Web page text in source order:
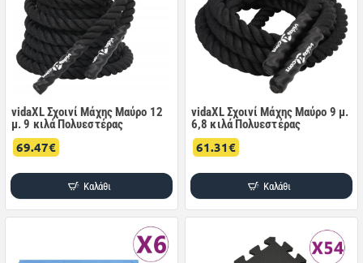
vidaXL Σχοινί Μάχης Μαύρο 12
μ. 9 κιλά Πολυεστέρας
69.47€
Καλάθι
vidaXL Σχοινί Μάχης Μαύρο 9 μ.
6,8 κιλά Πολυεστέρας
61.31€
Καλάθι